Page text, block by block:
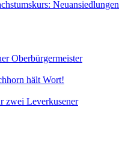
Neuansiedlungen
Oberbürgermeister
hält Wort!
zwei Leverkusener